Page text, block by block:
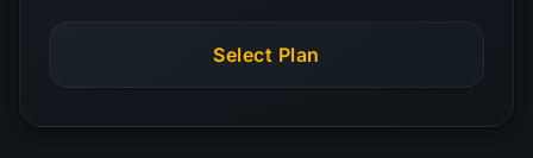
Select Plan